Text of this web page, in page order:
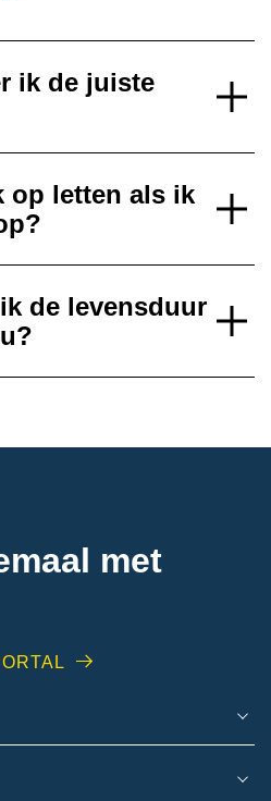
ik de juiste
op letten als ik
de levensduur
met